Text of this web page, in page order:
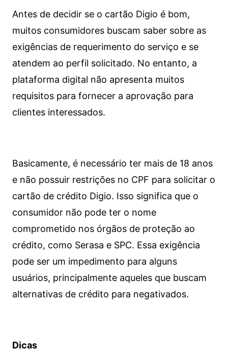
Antes de decidir se o cartão Digio é bom,
muitos consumidores buscam saber sobre as
exigências de requerimento do serviço e se
atendem ao perfil solicitado. No entanto, a
plataforma digital não apresenta muitos
requisitos para fornecer a aprovação para
clientes interessados.
Basicamente, é necessário ter mais de 18 anos
e não possuir restrições no CPF para solicitar o
cartão de crédito Digio. Isso significa que o
consumidor não pode ter o nome
comprometido nos órgãos de proteção ao
crédito, como Serasa e SPC. Essa exigência
pode ser um impedimento para alguns
usuários, principalmente aqueles que buscam
alternativas de crédito para negativados.
Dicas